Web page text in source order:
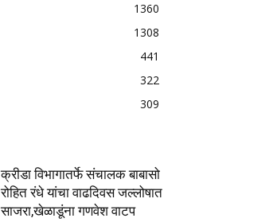
1360
1308
441
322
309
क्रीडा विभागातर्फे संचालक बाबासो
रोहित रंधे यांचा वाढदिवस जल्लोषात
साजरा,खेळाडूंना गणवेश वाटप